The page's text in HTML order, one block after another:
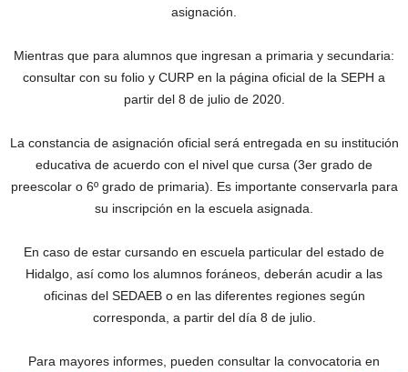
asignación.
Mientras que para alumnos que ingresan a primaria y secundaria:
consultar con su folio y CURP en la página oficial de la SEPH a
partir del 8 de julio de 2020.
La constancia de asignación oficial será entregada en su institución
educativa de acuerdo con el nivel que cursa (3er grado de
preescolar o 6º grado de primaria). Es importante conservarla para
su inscripción en la escuela asignada.
En caso de estar cursando en escuela particular del estado de
Hidalgo, así como los alumnos foráneos, deberán acudir a las
oficinas del SEDAEB o en las diferentes regiones según
corresponda, a partir del día 8 de julio.
Para mayores informes, pueden consultar la convocatoria en